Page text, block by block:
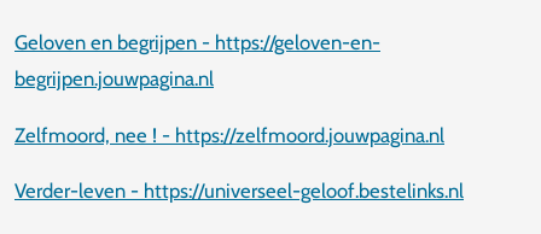
Geloven en begrijpen - https://geloven-en-
begrijpen.jouwpagina.nl
Zelfmoord, nee ! - https://zelfmoord.jouwpagina.nl
Verder-leven - https://universeel-geloof.bestelinks.nl